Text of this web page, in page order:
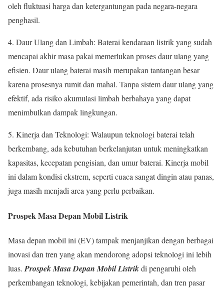
oleh fluktuasi harga dan ketergantungan pada negara-negara
penghasil.
4. Daur Ulang dan Limbah: Baterai kendaraan listrik yang sudah
mencapai akhir masa pakai memerlukan proses daur ulang yang
efisien. Daur ulang baterai masih merupakan tantangan besar
karena prosesnya rumit dan mahal. Tanpa sistem daur ulang yang
efektif, ada risiko akumulasi limbah berbahaya yang dapat
menimbulkan dampak lingkungan.
5. Kinerja dan Teknologi: Walaupun teknologi baterai telah
berkembang, ada kebutuhan berkelanjutan untuk meningkatkan
kapasitas, kecepatan pengisian, dan umur baterai. Kinerja mobil
ini dalam kondisi ekstrem, seperti cuaca sangat dingin atau panas,
juga masih menjadi area yang perlu perbaikan.
Prospek Masa Depan Mobil Listrik
Masa depan mobil ini (EV) tampak menjanjikan dengan berbagai
inovasi dan tren yang akan mendorong adopsi teknologi ini lebih
luas. Prospek Masa Depan Mobil Listrikdi pengaruhi oleh
perkembangan teknologi, kebijakan pemerintah, dan tren pasar